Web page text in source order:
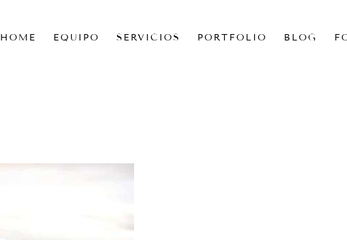
HOME EQUIPO SERVICIOS PORTFOLIO BLOG